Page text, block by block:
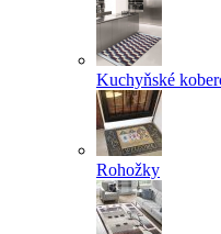
Kuchyňské
Rohožky